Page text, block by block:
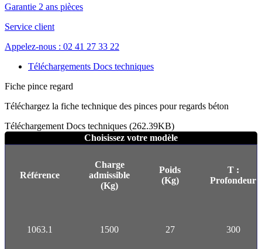
Garantie 2 ans pièces
Service client
Appelez-nous : 02 41 27 33 22
Téléchargements Docs techniques
Fiche pince regard
Téléchargez la fiche technique des pinces pour regards béton
Téléchargement Docs techniques (262.39KB)
Choisissez votre modèle
Référence
Charge
admissible
(Kg)
Poids
(Kg)
T :
Profondeur
1063.1 1500 27 300